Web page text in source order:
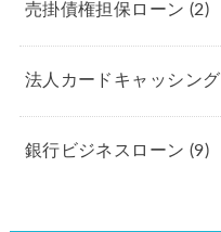
売掛債権担保ローン (2)
法人カードキャッシング
銀行ビジネスローン (9)